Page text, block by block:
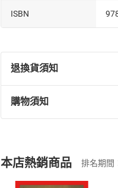
ISBN
退換貨須知
退換貨規定：
(一)依消費者保護法
(二)消費者訂購本店
且已下載/存取電子書
購物須知
本店熱銷商品 排名期間